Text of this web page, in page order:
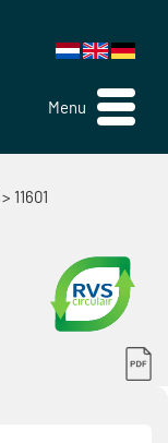
Menu
> 11601